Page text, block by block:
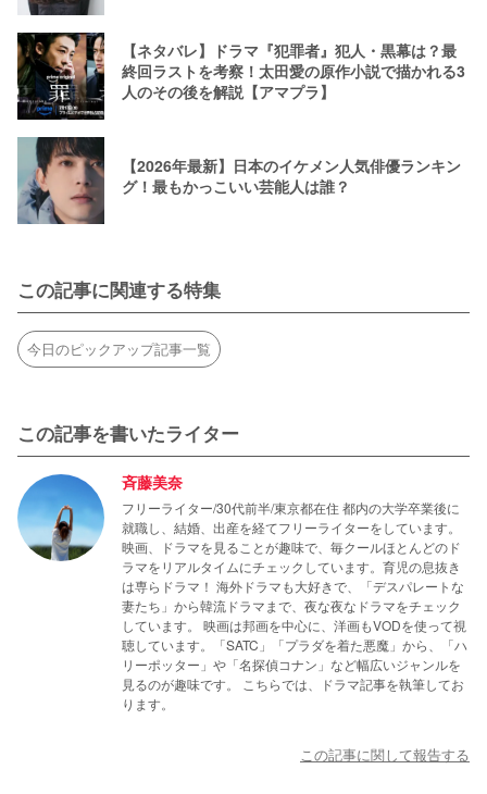
【ネタバレ】ドラマ『犯罪者』犯人・黒幕は？最
終回ラストを考察！太田愛の原作小説で描かれる3
人のその後を解説【アマプラ】
【2026年最新】日本のイケメン人気俳優ランキン
グ！最もかっこいい芸能人は誰？
この記事に関連する特集
今日のピックアップ記事一覧
この記事を書いたライター
斉藤美奈
フリーライター/30代前半/東京都在住 都内の大学卒業後に
就職し、結婚、出産を経てフリーライターをしています。
映画、ドラマを見ることが趣味で、毎クールほとんどのド
ラマをリアルタイムにチェックしています。育児の息抜き
は専らドラマ！ 海外ドラマも大好きで、「デスパレートな
妻たち」から韓流ドラマまで、夜な夜なドラマをチェック
しています。 映画は邦画を中心に、洋画もVODを使って視
聴しています。「SATC」「プラダを着た悪魔」から、「ハ
リーポッター」や「名探偵コナン」など幅広いジャンルを
見るのが趣味です。 こちらでは、ドラマ記事を執筆してお
ります。
この記事に関して報告する